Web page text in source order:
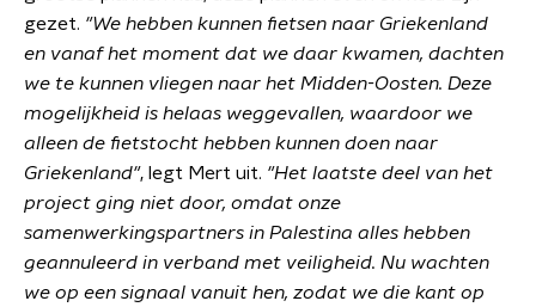
gezet. "We hebben kunnen fietsen naar Griekenland
en vanaf het moment dat we daar kwamen, dachten
we te kunnen vliegen naar het Midden-Oosten. Deze
mogelijkheid is helaas weggevallen, waardoor we
alleen de fietstocht hebben kunnen doen naar
Griekenland", legt Mert uit. "Het laatste deel van het
project ging niet door, omdat onze
samenwerkingspartners in Palestina alles hebben
geannuleerd in verband met veiligheid. Nu wachten
we op een signaal vanuit hen, zodat we die kant op